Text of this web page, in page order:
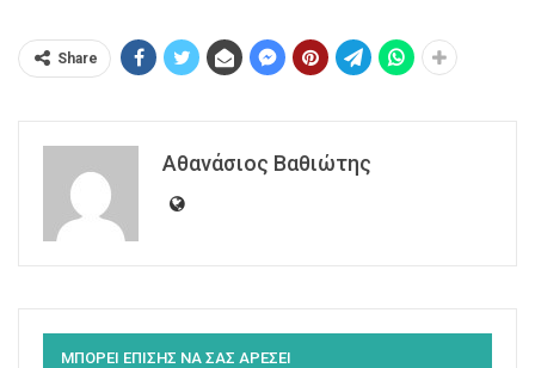
Share
Αθανάσιος Βαθιώτης
ΜΠΟΡΕΙ ΕΠΙΣΗΣ ΝΑ ΣΑΣ ΑΡΕΣΕΙ